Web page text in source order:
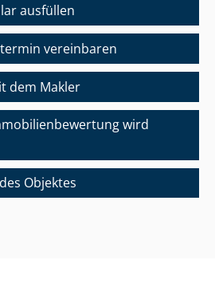
ausfüllen
vereinbaren
dem Makler
wird
Objektes